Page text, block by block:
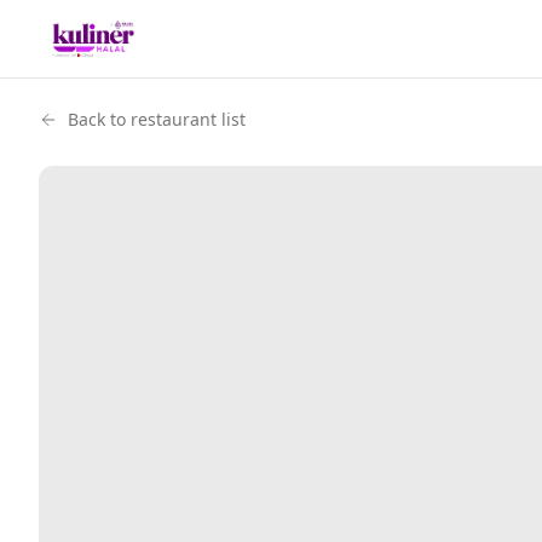
Back to restaurant list